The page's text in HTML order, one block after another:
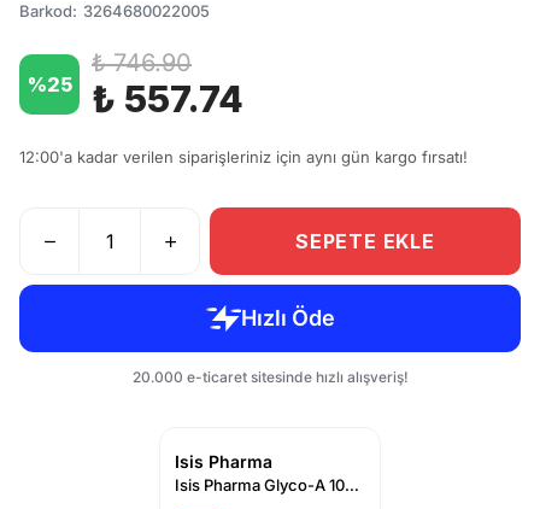
Barkod: 3264680022005
%25
₺ 746.90
₺ 557.74
12:00'a kadar verilen siparişleriniz için aynı gün kargo fırsatı!
SEPETE EKLE
Isis Pharma
Isis Pharma Glyco-A 10% glycolic acid body peel 200 ml